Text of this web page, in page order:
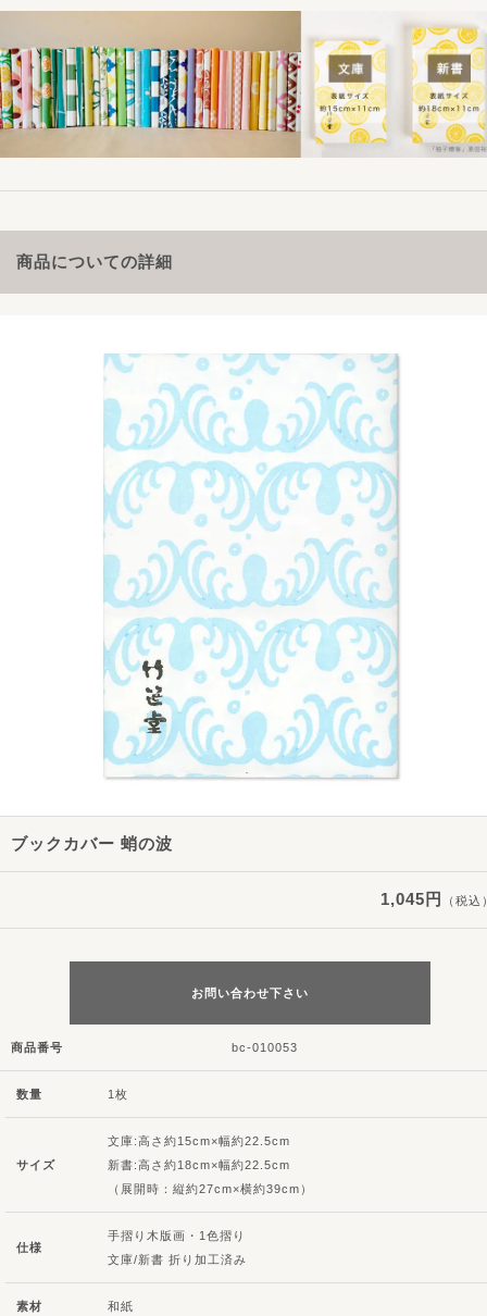
数量 1枚
サイズ
文庫:高さ約15cm×幅約22.5cm
新書:高さ約18cm×幅約22.5cm
（展開時：縦約27cm×横約39cm）
仕様
手摺り木版画・1色摺り
文庫/新書 折り加工済み
素材 和紙
商品についての詳細
ブックカバー 蛸の波
1,045円 （税込
お問い合わせ下さい
商品番号 bc-010053